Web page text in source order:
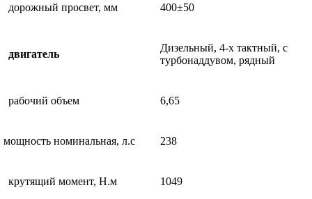
дорожный просвет, мм 400±50
двигатель
Дизельный, 4-х тактный, с
турбонаддувом, рядный
рабочий объем 6,65
мощность номинальная, л.с 238
крутящий момент, Н.м 1049